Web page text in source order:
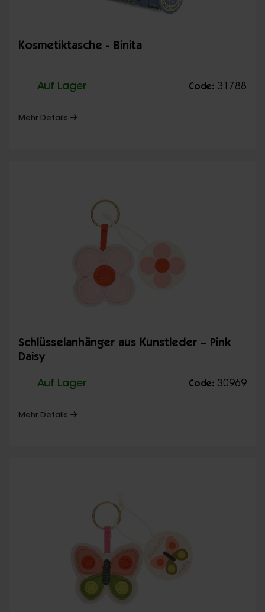
Kosmetiktasche - Binita
Auf Lager Code: 31788
Mehr Details
Schlüsselanhänger aus Kunstleder – Pink
Daisy
Auf Lager Code: 30969
Mehr Details